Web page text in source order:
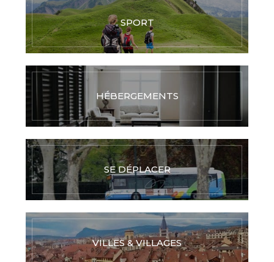
SPORT
HÉBERGEMENTS
SE DÉPLACER
VILLES & VILLAGES